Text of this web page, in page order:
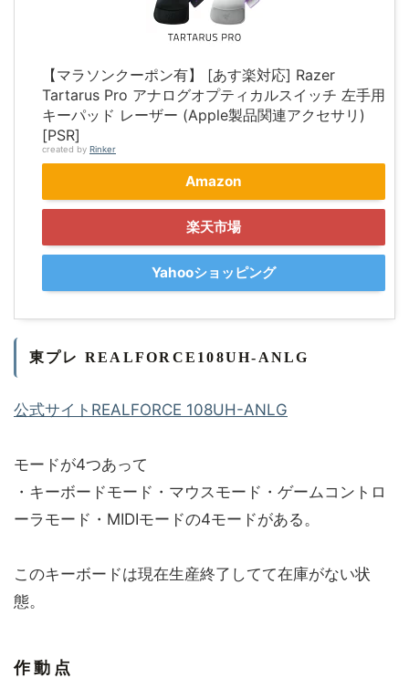
【マラソンクーポン有】 [あす楽対応] Razer
Tartarus Pro アナログオプティカルスイッチ 左手用
キーパッド レーザー (Apple製品関連アクセサリ)
[PSR]
created by Rinker
Amazon
楽天市場
Yahooショッピング
東プレ REALFORCE108UH-ANLG
公式サイトREALFORCE 108UH-ANLG
モードが4つあって
・キーボードモード・マウスモード・ゲームコントロ
ーラモード・MIDIモードの4モードがある。
このキーボードは現在生産終了してて在庫がない状
態。
作動点